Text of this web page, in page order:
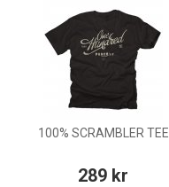
100% SCRAMBLER TEE
289 kr